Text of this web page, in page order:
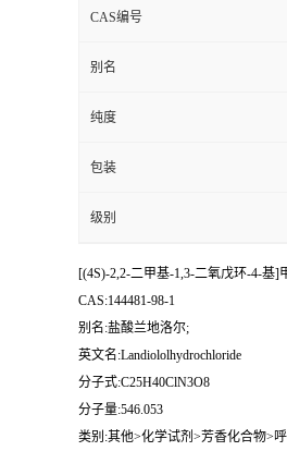
CAS编号
别名
纯度
包装
级别
[(4S)-2,2-二甲基-1,3-二氧戊环-4-基
CAS:144481-98-1
别名:盐酸兰地洛尔;
英文名:Landiololhydrochloride
分子式:C25H40ClN3O8
分子量:546.053
类别:其他>化学试剂>芳香化合物>